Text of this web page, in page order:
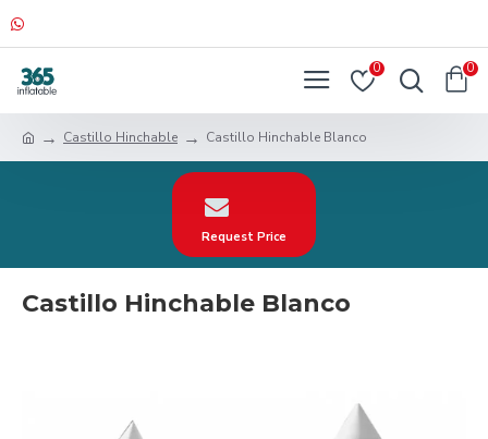
0 0
Castillo Hinchable Castillo Hinchable Blanco
Request Price
Castillo Hinchable Blanco